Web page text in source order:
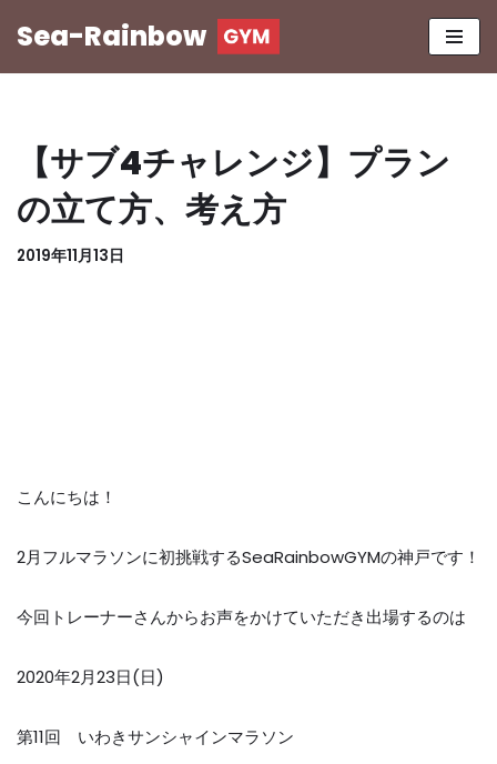
へ
ス
キ
Sea-Rainbow
【サブ4チャレンジ】プラン
の立て方、考え方
2019年11月13日
こんにちは！
2月フルマラソンに初挑戦するSeaRainbowGYMの神戸です！
今回トレーナーさんからお声をかけていただき出場するのは
2020年2月23日(日)
第11回 いわきサンシャインマラソン